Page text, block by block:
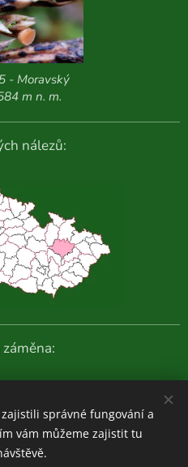
- Moravský
m n. m.
nálezů:
správné fungování a
vám můžeme zajistit tu